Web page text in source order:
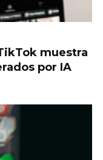
muestra
por IA